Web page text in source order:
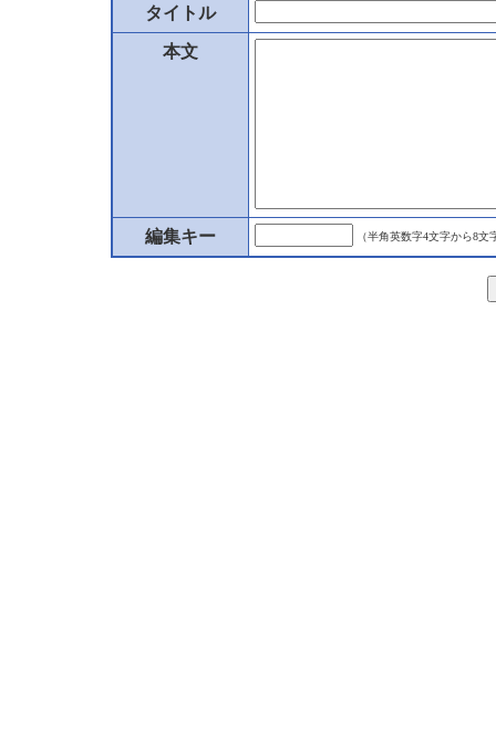
タイトル
本文
編集キー （半角英数字4文字から8文